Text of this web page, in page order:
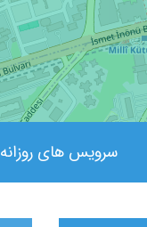
سرویس های روزانه